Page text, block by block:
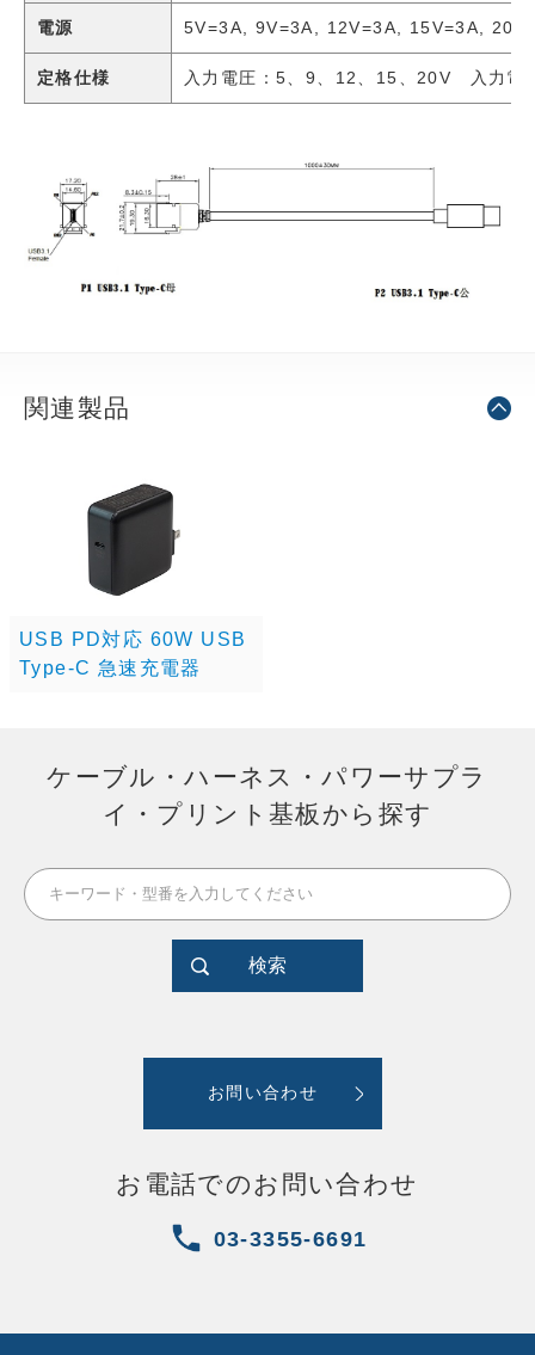
電源 5V=3A, 9V=3A, 12V=3A, 15V=3A,
定格仕様 入力電圧：5、9、12、15、20V 入力電
関連製品
USB PD対応 60W USB
Type-C 急速充電器
ケーブル・ハーネス・パワーサプラ
イ・プリント基板から探す
検索
お問い合わせ
お電話でのお問い合わせ
03-3355-6691